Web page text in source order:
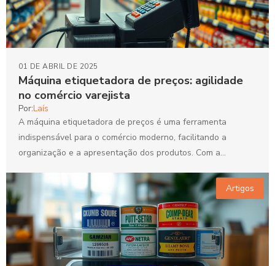
Máquina etiquetadora de preços: agilidade
no comércio varejista
01 DE ABRIL DE 2025
Por:Laís
A máquina etiquetadora de preços é uma ferramenta
indispensável para o comércio moderno, facilitando a
organização e a apresentação dos produtos. Com a
Artigos